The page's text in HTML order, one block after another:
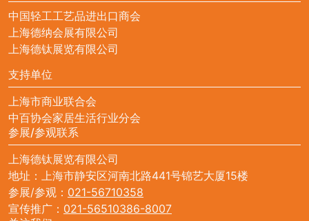
中国轻工工艺品进出口商会
上海德纳会展有限公司
上海德钛展览有限公司
支持单位
上海市商业联合会
中百协会家居生活行业分会
参展/参观联系
上海德钛展览有限公司
地址：上海市静安区河南北路441号锦艺大厦15楼
参展/参观： 021-56710358
宣传推广： 021-56510386-8007